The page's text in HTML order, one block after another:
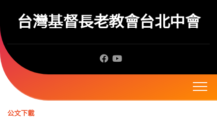
content台灣基督長老教會台北中會
公文下載